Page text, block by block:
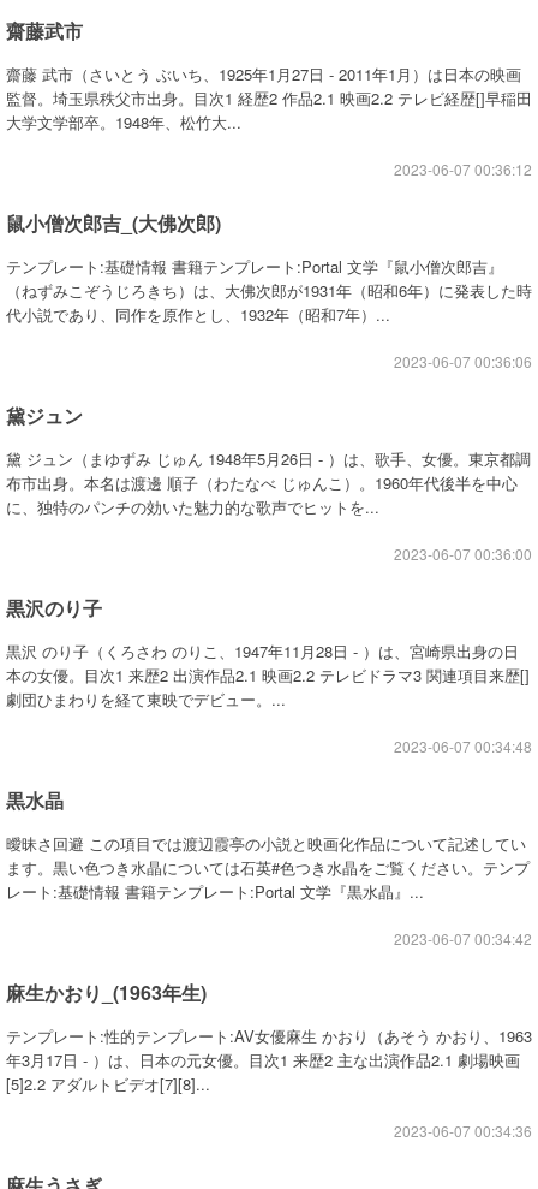
齋藤武市
齋藤 武市（さいとう ぶいち、1925年1月27日 - 2011年1月）は日本の映画
監督。埼玉県秩父市出身。目次1 経歴2 作品2.1 映画2.2 テレビ経歴[]早稲田
大学文学部卒。1948年、松竹大...
2023-06-07 00:36:12
鼠小僧次郎吉_(大佛次郎)
テンプレート:基礎情報 書籍テンプレート:Portal 文学『鼠小僧次郎吉』
（ねずみこぞうじろきち）は、大佛次郎が1931年（昭和6年）に発表した時
代小説であり、同作を原作とし、1932年（昭和7年）...
2023-06-07 00:36:06
黛ジュン
黛 ジュン（まゆずみ じゅん 1948年5月26日 - ）は、歌手、女優。東京都調
布市出身。本名は渡邊 順子（わたなべ じゅんこ）。1960年代後半を中心
に、独特のパンチの効いた魅力的な歌声でヒットを...
2023-06-07 00:36:00
黒沢のり子
黒沢 のり子（くろさわ のりこ、1947年11月28日 - ）は、宮崎県出身の日
本の女優。目次1 来歴2 出演作品2.1 映画2.2 テレビドラマ3 関連項目来歴[]
劇団ひまわりを経て東映でデビュー。...
2023-06-07 00:34:48
黒水晶
曖昧さ回避 この項目では渡辺霞亭の小説と映画化作品について記述してい
ます。黒い色つき水晶については石英#色つき水晶をご覧ください。テンプ
レート:基礎情報 書籍テンプレート:Portal 文学『黒水晶』...
2023-06-07 00:34:42
麻生かおり_(1963年生)
テンプレート:性的テンプレート:AV女優麻生 かおり（あそう かおり、1963
年3月17日 - ）は、日本の元女優。目次1 来歴2 主な出演作品2.1 劇場映画
[5]2.2 アダルトビデオ[7][8]...
2023-06-07 00:34:36